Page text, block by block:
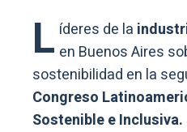
L íderes de la
en Buenos Aires
sostenibilidad en la
Congreso
Sostenible e Inclusiva.